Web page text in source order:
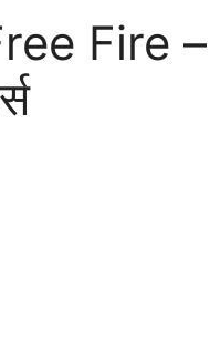
Fire –